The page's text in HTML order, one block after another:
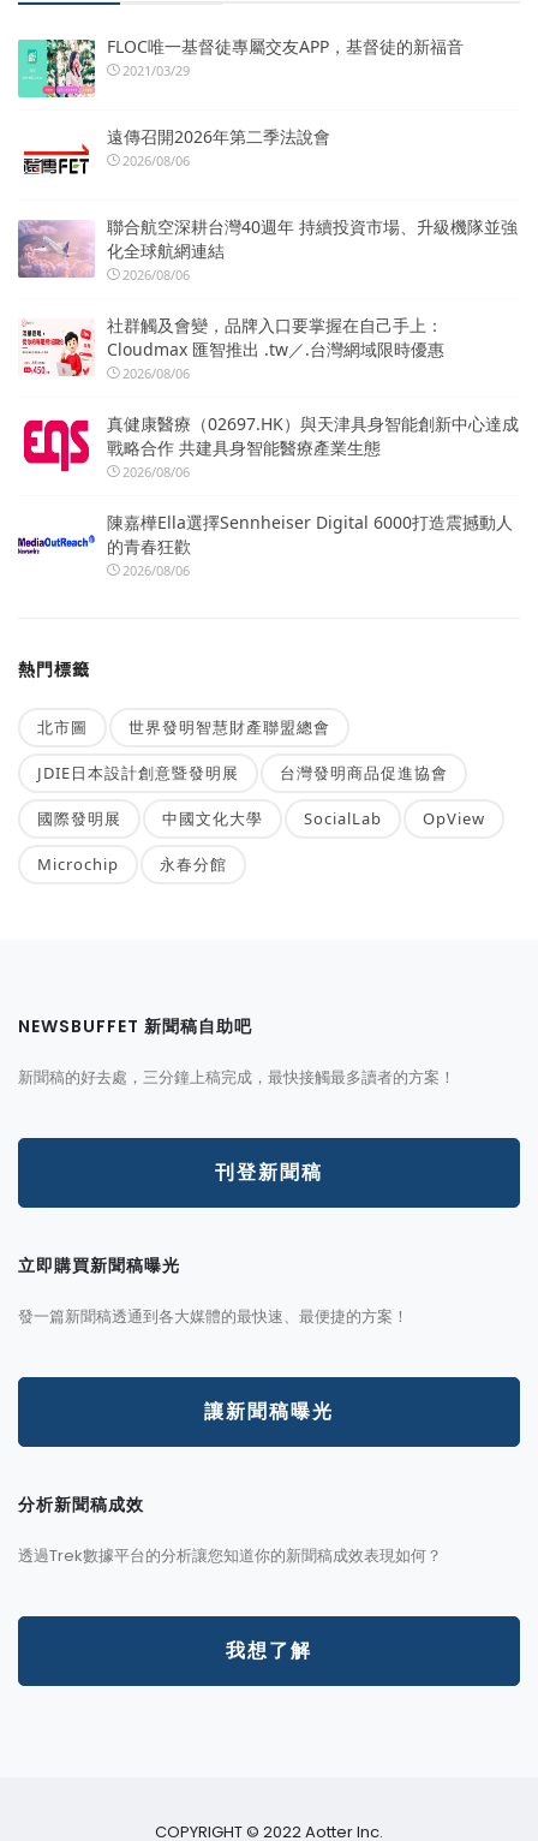
FLOC唯一基督徒專屬交友APP，基督徒的新福音
2021/03/29
遠傳召開2026年第二季法說會
2026/08/06
聯合航空深耕台灣40週年 持續投資市場、升級機隊並強
化全球航網連結
2026/08/06
社群觸及會變，品牌入口要掌握在自己手上：
Cloudmax 匯智推出 .tw／.台灣網域限時優惠
2026/08/06
真健康醫療（02697.HK）與天津具身智能創新中心達成
戰略合作 共建具身智能醫療產業生態
2026/08/06
陳嘉樺Ella選擇Sennheiser Digital 6000打造震撼動人
的青春狂歡
2026/08/06
熱門標籤
北市圖 世界發明智慧財產聯盟總會
JDIE日本設計創意暨發明展 台灣發明商品促進協會
國際發明展 中國文化大學 SocialLab OpView
Microchip 永春分館
NEWSBUFFET 新聞稿自助吧
新聞稿的好去處，三分鐘上稿完成，最快接觸最多讀者的方案！
刊登新聞稿
立即購買新聞稿曝光
發一篇新聞稿透通到各大媒體的最快速、最便捷的方案！
讓新聞稿曝光
分析新聞稿成效
透過Trek數據平台的分析讓您知道你的新聞稿成效表現如何？
我想了解
COPYRIGHT © 2022 Aotter Inc.